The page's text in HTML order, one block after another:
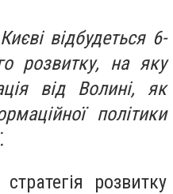
відбудеться 6-
розвитку, на яку
від Волині, як
політики
розвитку